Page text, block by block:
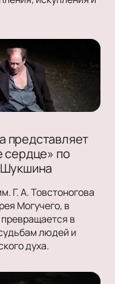
представляет
сердце» по
Г. А. Товстоногова
Могучего, в
в
людей и
духа.